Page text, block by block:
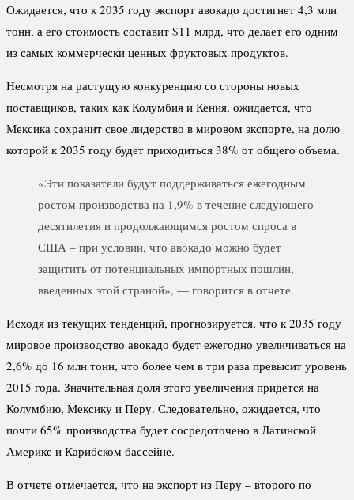
Ожидается, что к 2035 году экспорт авокадо достигнет 4,3 млн
тонн, а его стоимость составит $11 млрд, что делает его одним
из самых коммерчески ценных фруктовых продуктов.
Несмотря на растущую конкуренцию со стороны новых
поставщиков, таких как Колумбия и Кения, ожидается, что
Мексика сохранит свое лидерство в мировом экспорте, на долю
которой к 2035 году будет приходиться 38% от общего объема.
«Эти показатели будут поддерживаться ежегодным
ростом производства на 1,9% в течение следующего
десятилетия и продолжающимся ростом спроса в
США – при условии, что авокадо можно будет
защитить от потенциальных импортных пошлин,
введенных этой страной», — говорится в отчете.
Исходя из текущих тенденций, прогнозируется, что к 2035 году
мировое производство авокадо будет ежегодно увеличиваться на
2,6% до 16 млн тонн, что более чем в три раза превысит уровень
2015 года. Значительная доля этого увеличения придется на
Колумбию, Мексику и Перу. Следовательно, ожидается, что
почти 65% производства будет сосредоточено в Латинской
Америке и Карибском бассейне.
В отчете отмечается, что на экспорт из Перу – второго по